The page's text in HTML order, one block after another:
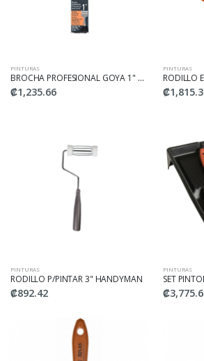
PINTURAS
BROCHA PROFESIONAL GOYA 1" MANGO AZUL
₡1,235.66
PINTURAS
RODILLO
PINTURAS
RODILLO P/PINTAR 3" HANDYMAN
₡892.42
PINTURAS
SET